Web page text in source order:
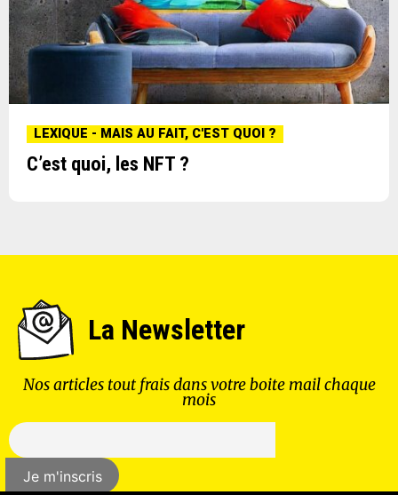
LEXIQUE - MAIS AU FAIT, C'EST QUOI ?
C’est quoi, les NFT ?
La Newsletter
Nos articles tout frais dans votre boite mail chaque
mois